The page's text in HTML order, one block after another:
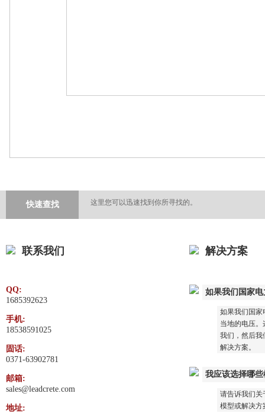
快速查找 这里您可以迅速找到你所寻找的。
联系我们
QQ:
1685392623
手机:
18538591025
固话:
0371-63902781
邮箱:
sales@leadcrete.com
地址:
解决方案
如果我们国家
如果我们国家
当地的电压。
我们，然后我
解决方案。
我应该选择哪
请告诉我们关
模型或解决方